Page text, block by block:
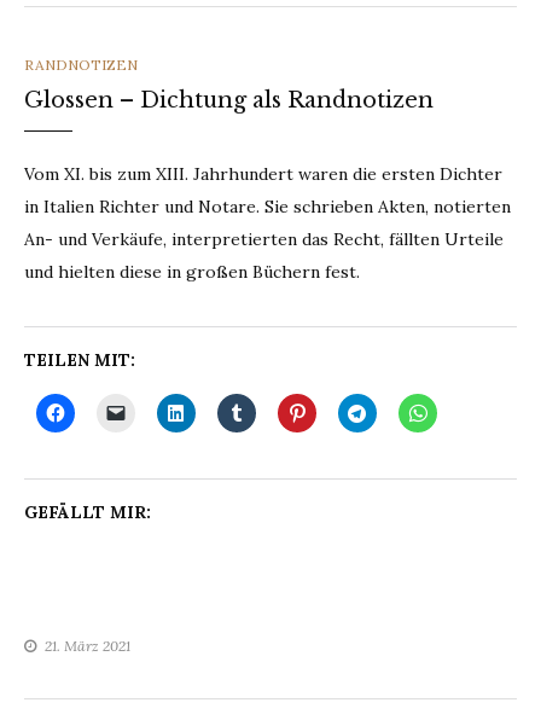
CATEGORIES
RANDNOTIZEN
Glossen – Dichtung als Randnotizen
Vom XI. bis zum XIII. Jahrhundert waren die ersten Dichter
in Italien Richter und Notare. Sie schrieben Akten, notierten
An- und Verkäufe, interpretierten das Recht, fällten Urteile
und hielten diese in großen Büchern fest.
TEILEN MIT:
GEFÄLLT MIR:
21. März 2021